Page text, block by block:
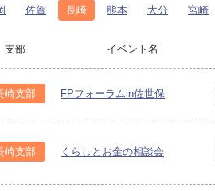
佐賀 長崎 熊本 大分 宮崎
支部 イベント名
崎支部 FPフォーラムin佐世保
崎支部 くらしとお金の相談会